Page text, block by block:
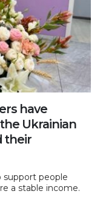
have
Ukrainian
their
support people
a stable income.